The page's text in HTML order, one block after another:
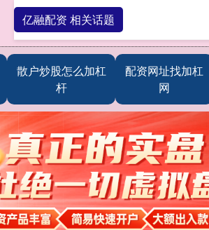
散户炒股怎么加杠
杆
配资网址找加杠
网
亿融配资 相关话题